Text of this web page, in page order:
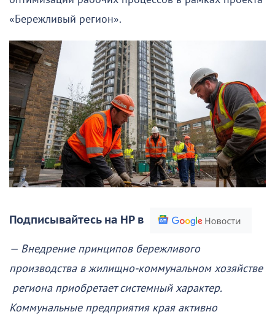
«Бережливый регион».
Подписывайтесь на НР в
— Внедрение принципов бережливого
производства в жилищно-коммунальном хозяйстве
региона приобретает системный характер.
Коммунальные предприятия края активно